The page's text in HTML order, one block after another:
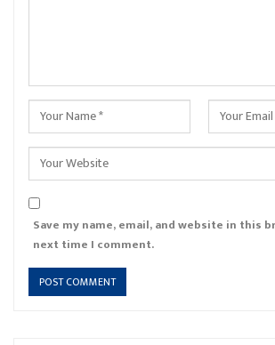
Save my name, email, and website in this
next time I comment.